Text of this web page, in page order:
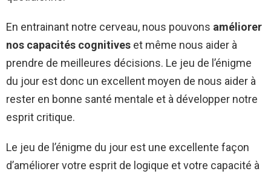
En entrainant notre cerveau, nous pouvons améliorer
nos capacités cognitives et même nous aider à
prendre de meilleures décisions. Le jeu de l’énigme
du jour est donc un excellent moyen de nous aider à
rester en bonne santé mentale et à développer notre
esprit critique.
Le jeu de l’énigme du jour est une excellente façon
d’améliorer votre esprit de logique et votre capacité à